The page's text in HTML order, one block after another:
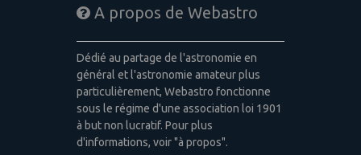
A propos de Webastro
Dédié au partage de l'astronomie en
général et l'astronomie amateur plus
particulièrement, Webastro fonctionne
sous le régime d'une association loi 1901
à but non lucratif. Pour plus
d'informations, voir "à propos".